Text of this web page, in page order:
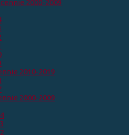
2000-2009
2010-2019
2000-2009